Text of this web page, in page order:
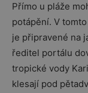
Přímo u pláže
potápění. V
je připravené na
ředitel portálu
tropické vody
klesají pod